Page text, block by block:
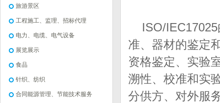
旅游景区
工程施工、监理、招标代理
电力、电缆、电气设备
展览展示
食品
针织、纺织
合同能源管理、节能技术服务
ISO/IEC17025
准、器材的鉴定
资格鉴定、实验
溯性、校准和实
分供方、对外服